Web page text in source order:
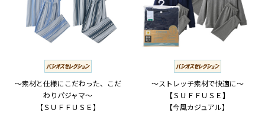
～素材と仕様にこだわった、こだ
わりパジャマ～
【ＳＵＦＦＵＳＥ】
～ストレッチ素材で快適に～
【ＳＵＦＦＵＳＥ】
【今風カジュアル】